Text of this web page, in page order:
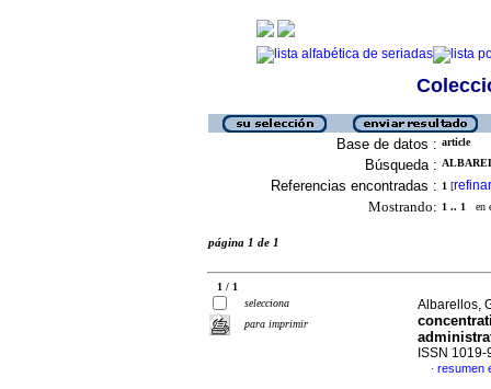
Base de datos : article
Búsqueda :
Referencias encontradas : 1 [refinar
Mostrando: 1 .. 1 en
página 1 de 1
1 / 1
selecciona
para imprimir
Albarellos,
ISSN 1019-
· resumen